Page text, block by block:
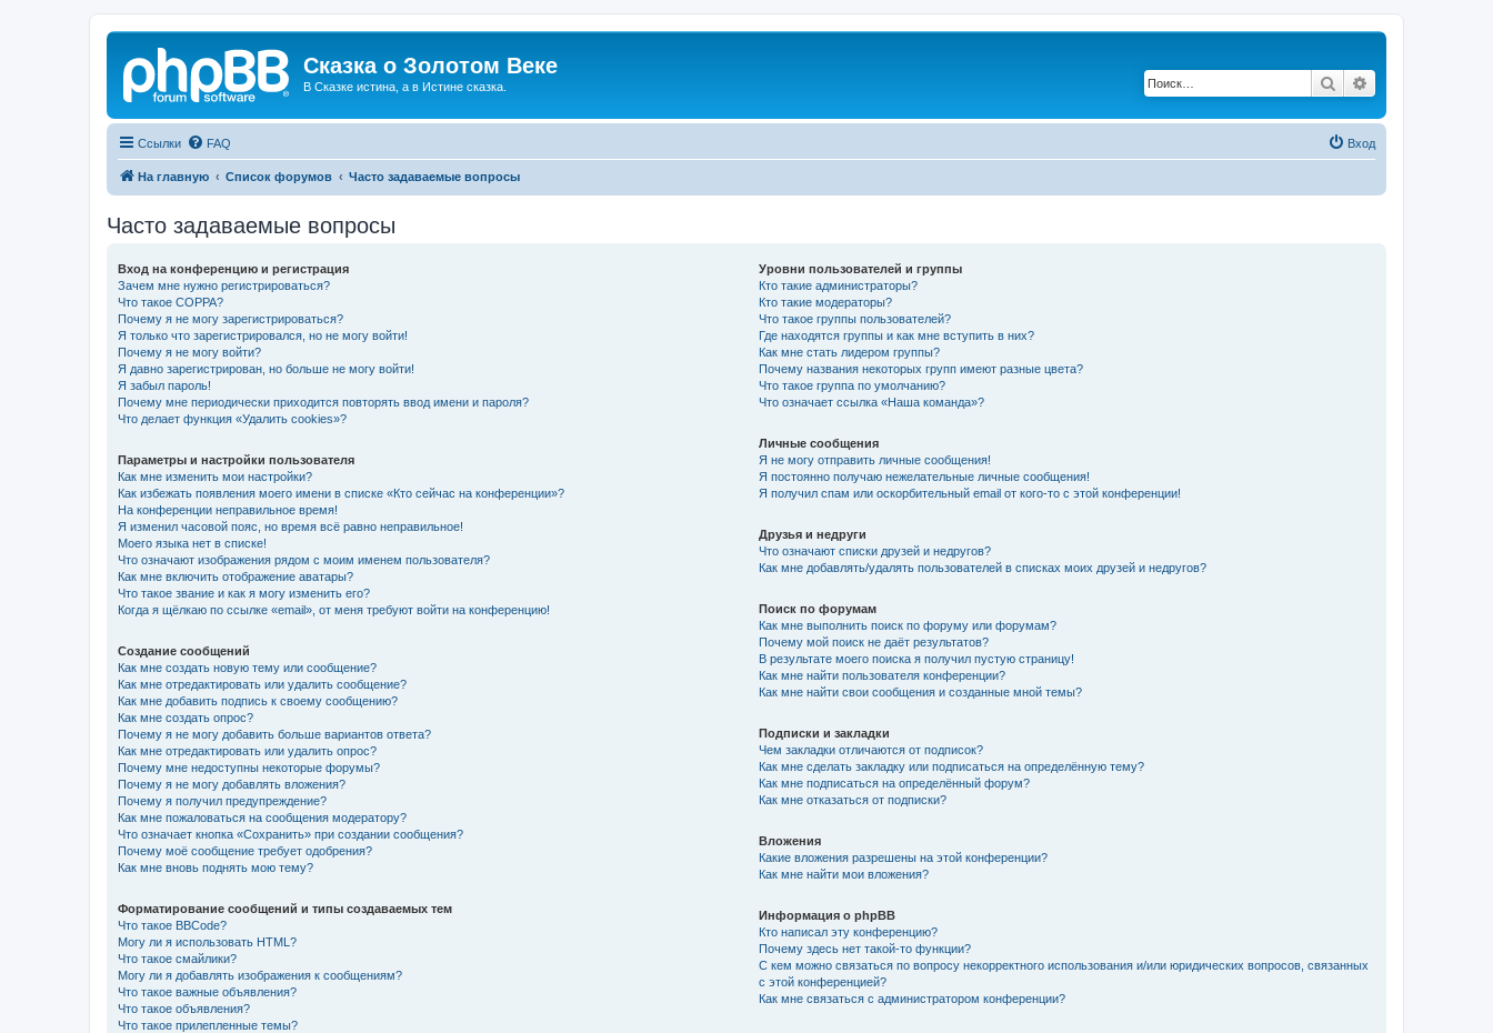
Сказка о Золотом Веке
В Сказке истина, а в Истине сказка. Поиск
Ссылки FAQ Вход
На главную Список форумов Часто задаваемые вопросы
Часто задаваемые вопросы
Вход на конференцию и регистрация
Зачем мне нужно регистрироваться?
Что такое COPPA?
Почему я не могу зарегистрироваться?
Я только что зарегистрировался, но не могу войти!
Почему я не могу войти?
Я давно зарегистрирован, но больше не могу войти!
Я забыл пароль!
Почему мне периодически приходится повторять ввод имени и пароля?
Что делает функция «Удалить cookies»?
Параметры и настройки пользователя
Как мне изменить мои настройки?
Как избежать появления моего имени в списке «Кто сейчас на конференции»?
На конференции неправильное время!
Я изменил часовой пояс, но время всё равно неправильное!
Моего языка нет в списке!
Что означают изображения рядом с моим именем пользователя?
Как мне включить отображение аватары?
Что такое звание и как я могу изменить его?
Когда я щёлкаю по ссылке «email», от меня требуют войти на конференцию!
Создание сообщений
Как мне создать новую тему или сообщение?
Как мне отредактировать или удалить сообщение?
Как мне добавить подпись к своему сообщению?
Как мне создать опрос?
Почему я не могу добавить больше вариантов ответа?
Как мне отредактировать или удалить опрос?
Почему мне недоступны некоторые форумы?
Почему я не могу добавлять вложения?
Почему я получил предупреждение?
Как мне пожаловаться на сообщения модератору?
Что означает кнопка «Сохранить» при создании сообщения?
Почему моё сообщение требует одобрения?
Как мне вновь поднять мою тему?
Форматирование сообщений и типы создаваемых тем
Что такое BBCode?
Могу ли я использовать HTML?
Что такое смайлики?
Могу ли я добавлять изображения к сообщениям?
Что такое важные объявления?
Что такое объявления?
Что такое прилепленные темы?
Уровни пользователей и группы
Кто такие администраторы?
Кто такие модераторы?
Что такое группы пользователей?
Где находятся группы и как мне вступить в них?
Как мне стать лидером группы?
Почему названия некоторых групп имеют разные цвета?
Что такое группа по умолчанию?
Что означает ссылка «Наша команда»?
Личные сообщения
Я не могу отправить личные сообщения!
Я постоянно получаю нежелательные личные сообщения!
Я получил спам или оскорбительный email от кого-то с этой конференции!
Друзья и недруги
Что означают списки друзей и недругов?
Как мне добавлять/удалять пользователей в списках моих друзей и недругов?
Поиск по форумам
Как мне выполнить поиск по форуму или форумам?
Почему мой поиск не даёт результатов?
В результате моего поиска я получил пустую страницу!
Как мне найти пользователя конференции?
Как мне найти свои сообщения и созданные мной темы?
Подписки и закладки
Чем закладки отличаются от подписок?
Как мне сделать закладку или подписаться на определённую тему?
Как мне подписаться на определённый форум?
Как мне отказаться от подписки?
Вложения
Какие вложения разрешены на этой конференции?
Как мне найти мои вложения?
Информация о phpBB
Кто написал эту конференцию?
Почему здесь нет такой-то функции?
С кем можно связаться по вопросу некорректного использования и/или юридических вопросов, связанных
с этой конференцией?
Как мне связаться с администратором конференции?